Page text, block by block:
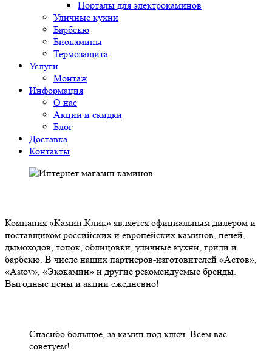
Порталы для электрокаминов
Уличные кухни
Барбекю
Биокамины
Термозащита
Услуги
Монтаж
Информация
О нас
Акции и скидки
Блог
Доставка
Контакты
Компания «Камин.Клик» является официальным дилером и
поставщиком российских и европейских каминов, печей,
дымоходов, топок, облицовки, уличные кухни, грили и
барбекю. В числе наших партнеров-изготовителей «Астов»,
«Astov», «Экокамин» и другие рекомендуемые бренды.
Выгодные цены и акции ежедневно!
Спасибо большое, за камин под ключ. Всем вас
советуем!